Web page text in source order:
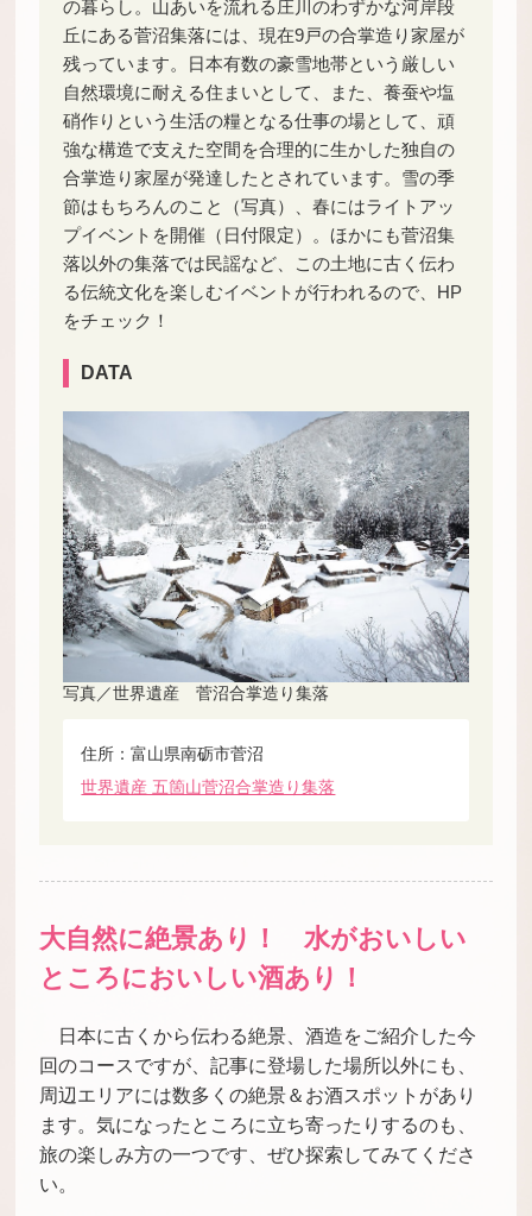
の暮らし。山あいを流れる庄川のわずかな河岸段
丘にある菅沼集落には、現在9戸の合掌造り家屋が
残っています。日本有数の豪雪地帯という厳しい
自然環境に耐える住まいとして、また、養蚕や塩
硝作りという生活の糧となる仕事の場として、頑
強な構造で支えた空間を合理的に生かした独自の
合掌造り家屋が発達したとされています。雪の季
節はもちろんのこと（写真）、春にはライトアッ
プイベントを開催（日付限定）。ほかにも菅沼集
落以外の集落では民謡など、この土地に古く伝わ
る伝統文化を楽しむイベントが行われるので、HP
をチェック！
DATA
写真／世界遺産 菅沼合掌造り集落
住所：富山県南砺市菅沼
世界遺産 五箇山菅沼合掌造り集落
大自然に絶景あり！ 水がおいしい
ところにおいしい酒あり！
日本に古くから伝わる絶景、酒造をご紹介した今
回のコースですが、記事に登場した場所以外にも、
周辺エリアには数多くの絶景＆お酒スポットがあり
ます。気になったところに立ち寄ったりするのも、
旅の楽しみ方の一つです、ぜひ探索してみてくださ
い。